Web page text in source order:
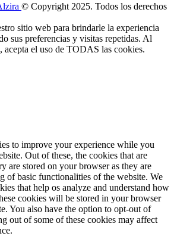
© Copyright 2025. Todos los derechos
sitio web para brindarle la experiencia
sus preferencias y visitas repetidas. Al
el uso de TODAS las cookies.
to improve your experience while you
Out of these, the cookies that are
are stored on your browser as they are
of basic functionalities of the website. We
that help os analyze and understand how
cookies will be stored in your browser
You also have the option to opt-out of
out of some of these cookies may affect